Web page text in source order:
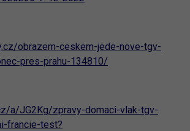
obrazem-ceskem-jede-nove-tgv-
pres-prahu-134810/
a/JG2Kg/zpravy-domaci-vlak-tgv-
francie-test?